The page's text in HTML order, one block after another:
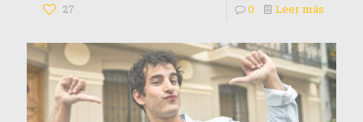
27 0 Leer más